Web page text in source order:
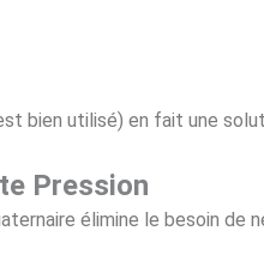
bien utilisé) en fait une
Pression
élimine le besoin